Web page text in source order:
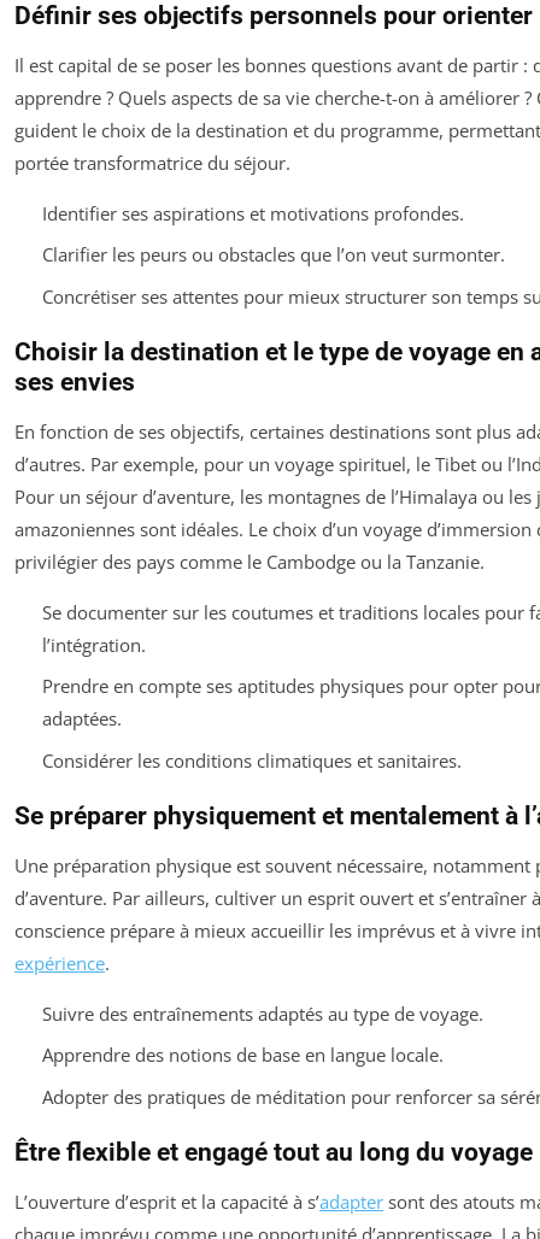
Définir ses objectifs personnels pour orienter
Il est capital de se poser les bonnes questions avant de partir :
apprendre ? Quels aspects de sa vie cherche-t-on à améliorer ?
guident le choix de la destination et du programme,
portée transformatrice du séjour.
Identifier ses aspirations et motivations profondes.
Clarifier les peurs ou obstacles que l’on veut surmonter.
Concrétiser ses attentes pour mieux structurer son temps
Choisir la destination et le type de voyage en
ses envies
En fonction de ses objectifs, certaines destinations sont plus
d’autres. Par exemple, pour un voyage spirituel, le Tibet ou
Pour un séjour d’aventure, les montagnes de l’Himalaya ou les
amazoniennes sont idéales. Le choix d’un voyage
privilégier des pays comme le Cambodge ou la Tanzanie.
Se documenter sur les coutumes et traditions locales pour
l’intégration.
Prendre en compte ses aptitudes physiques pour opter
adaptées.
Considérer les conditions climatiques et sanitaires.
Se préparer physiquement et mentalement à
Une préparation physique est souvent nécessaire, notamment
d’aventure. Par ailleurs, cultiver un esprit ouvert et s’entraîner
conscience prépare à mieux accueillir les imprévus et à vivre
expérience.
Suivre des entraînements adaptés au type de voyage.
Apprendre des notions de base en langue locale.
Adopter des pratiques de méditation pour renforcer sa
Être flexible et engagé tout au long du voyage
L’ouverture d’esprit et la capacité à s’adapter sont des atouts
chaque imprévu comme une opportunité d’apprentissage. La